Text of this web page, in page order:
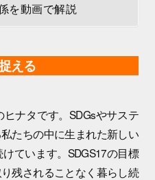
を動画で解説
える
ナタです。SDGsやサステ
たちの中に生まれた新しい
ています。SDGS17の目標
残されることなく暮らし続